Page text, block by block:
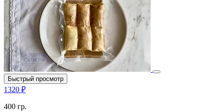
Быстрый просмотр
1320 ₽
400 гр.